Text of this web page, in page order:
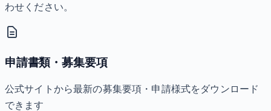
わせください。
申請書類・募集要項
公式サイトから最新の募集要項・申請様式をダウンロード
できます